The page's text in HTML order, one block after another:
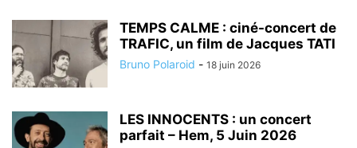
TEMPS CALME : ciné-concert de
TRAFIC, un film de Jacques TATI
Bruno Polaroid - 18 juin 2026
LES INNOCENTS : un concert
parfait – Hem, 5 Juin 2026